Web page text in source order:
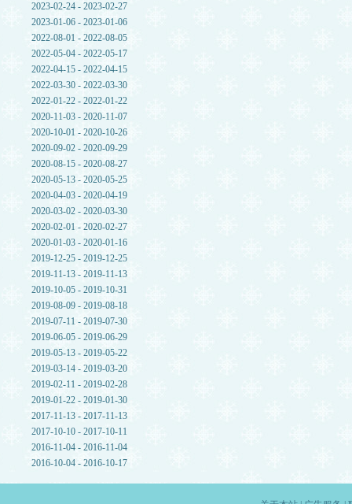
2023-02-24 - 2023-02-27
2023-01-06 - 2023-01-06
2022-08-01 - 2022-08-05
2022-05-04 - 2022-05-17
2022-04-15 - 2022-04-15
2022-03-30 - 2022-03-30
2022-01-22 - 2022-01-22
2020-11-03 - 2020-11-07
2020-10-01 - 2020-10-26
2020-09-02 - 2020-09-29
2020-08-15 - 2020-08-27
2020-05-13 - 2020-05-25
2020-04-03 - 2020-04-19
2020-03-02 - 2020-03-30
2020-02-01 - 2020-02-27
2020-01-03 - 2020-01-16
2019-12-25 - 2019-12-25
2019-11-13 - 2019-11-13
2019-10-05 - 2019-10-31
2019-08-09 - 2019-08-18
2019-07-11 - 2019-07-30
2019-06-05 - 2019-06-29
2019-05-13 - 2019-05-22
2019-03-14 - 2019-03-20
2019-02-11 - 2019-02-28
2019-01-22 - 2019-01-30
2017-11-13 - 2017-11-13
2017-10-10 - 2017-10-11
2016-11-04 - 2016-11-04
2016-10-04 - 2016-10-17